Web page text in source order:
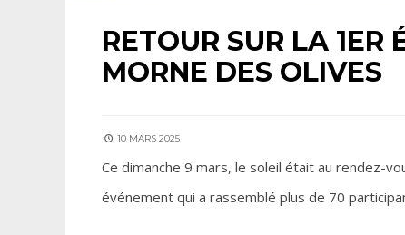
RETOUR SUR LA 1ER
MORNE DES OLIVES
10 MARS 2025
Ce dimanche 9 mars, le soleil était au rendez-
événement qui a rassemblé plus de 70